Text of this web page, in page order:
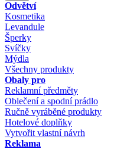
Odvětví
Kosmetika
Levandule
Šperky
Svíčky
Mýdla
Všechny produkty
Obaly pro
Reklamní předměty
Oblečení a spodní prádlo
Ručně vyráběné produkty
Hotelové doplňky
Vytvořit vlastní návrh
Reklama